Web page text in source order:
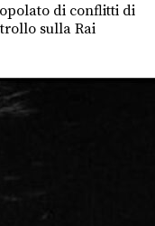
di conflitti di
sulla Rai